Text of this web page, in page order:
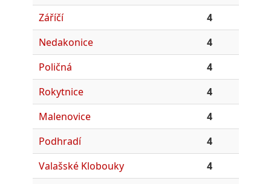
Záříčí
4
Nedakonice
4
Poličná
4
Rokytnice
4
Malenovice
4
Podhradí
4
Valašské Klobouky
4